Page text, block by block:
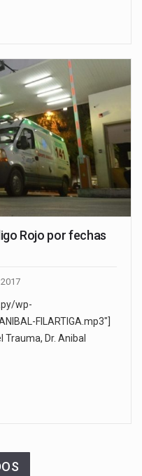
Rojo por fechas
wp-
FILARTIGA.mp3"]
Trauma, Dr. Anibal